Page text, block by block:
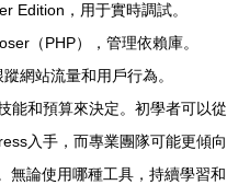
Edition，用于實時調試。
（PHP），管理依賴庫。
網站流量和用戶行為。
能和預算來決定。初學者可以從
入手，而專業團隊可能更傾向
無論使用哪種工具，持續學習和